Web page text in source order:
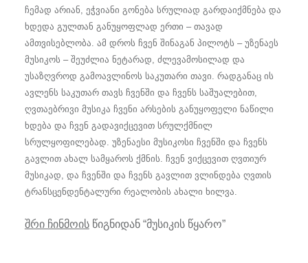
ჩემად არიან, ეჭვიანი გონება სრულიად გარდაიქმნება და
ხდედა გულთან განუყოფლად ერთი – თავად
ამთვისებლობა. ამ დროს ჩვენ შინაგან პილოტს – უზენაეს
მუსიკოს – შეუძლია ნეტარად, ძლევამოსილად და
უსაზღვროდ გამოავლინოს საკუთარი თავი. რადგანაც ის
ავლენს საკუთარ თავს ჩვენში და ჩვენს საშუალებით,
ღვთაებრივი მუსიკა ჩვენი არსების განუყოფელი ნაწილი
ხდება და ჩვენ გადავიქცევით სრულქმნილ
სრულყოფილებად. უზენაესი მუსიკოსი ჩვენში და ჩვენს
გავლით ახალ სამყაროს ქმნის. ჩვენ ვიქცევით ღვთიურ
მუსიკად, და ჩვენში და ჩვენს გავლით ვლინდება ღვთის
ტრანსცენდენტალური რეალობის ახალი ხილვა.
შრი ჩინმოისწიგნიდან “მუსიკის წყარო”